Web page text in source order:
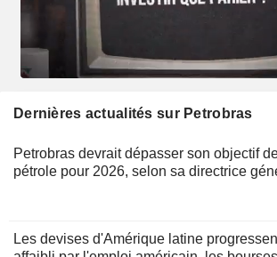
Dernières actualités sur Petrobras
Petrobras devrait dépasser son objectif
pétrole pour 2026, selon sa directrice
Les devises d'Amérique latine